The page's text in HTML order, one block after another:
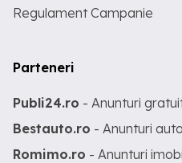
Regulament Campanie
Parteneri
Publi24.ro - Anunturi
Bestauto.ro - Anunturi
Romimo.ro - Anunturi